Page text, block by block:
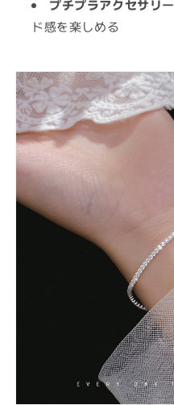
プチプラアクセサリー
ド感を楽しめる